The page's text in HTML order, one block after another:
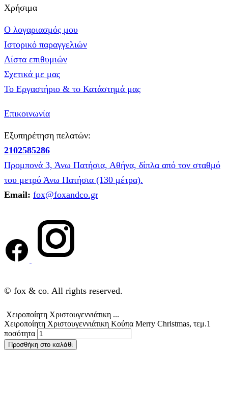
Χρήσιμα
Ο λογαριασμός μου
Ιστορικό παραγγελιών
Λίστα επιθυμιών
Σχετικά με μας
Το Εργαστήριο & το Κατάστημά μας
Επικοινωνία
Εξυπηρέτηση πελατών:
2102585286
Προμπονά 3, Άνω Πατήσια, Αθήνα, δίπλα από τον σταθμό
του μετρό Άνω Πατήσια (130 μέτρα).
Email: fox@foxandco.gr
© fox & co. All rights reserved.
Χειροποίητη Χριστουγεννιάτικη ...
Χειροποίητη Χριστουγεννιάτικη Κούπα Merry Christmas, τεμ.1
ποσότητα
Προσθήκη στο καλάθι